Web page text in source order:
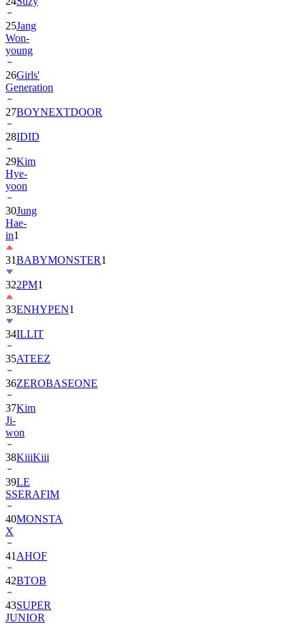
25Jang
Won-
young
26Girls'
Generation
27BOYNEXTDOOR
28IDID
29Kim
Hye-
yoon
30Jung
Hae-
in1
31BABYMONSTER1
322PM1
33ENHYPEN1
34ILLIT
35ATEEZ
36ZEROBASEONE
37Kim
Ji-
won
38KiiiKiii
39LE
SSERAFIM
40MONSTA
X
41 AHOF
42BTOB
43SUPER
JUNIOR